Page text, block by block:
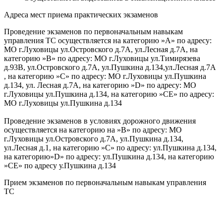
Адреса мест приема практических экзаменов
Проведение экзаменов по первоначальным навыкам
управления ТС осуществляется на категорию »А» по адресу:
МО г.Луховицы ул.Островского д.7А, ул.Лесная д.7А, на
категорию »В» по адресу: МО г.Луховицы ул.Тимирязева
д.93В, ул.Островского д.7А, ул.Пушкина д.134,ул.Лесная д.7А
, на категорию »С» по адресу: МО г.Луховицы ул.Пушкина
д.134, ул. Лесная д.7А, на категорию »D» по адресу: МО
г.Луховицы ул.Пушкина д.134, на категорию »СЕ» по адресу:
МО г.Луховицы ул.Пушкина д.134
Проведение экзаменов в условиях дорожного движения
осуществляется на категорию на »В» по адресу: МО
г.Луховицы ул.Островского д.7А, ул.Пушкина д.134,
ул.Лесная д.1, на категорию »С» по адресу: ул.Пушкина д.134,
на категорию»D» по адресу: ул.Пушкина д.134, на категорию
»СЕ» по адресу у.Пушкина д.134
Прием экзаменов по первоначальным навыкам управления
ТС